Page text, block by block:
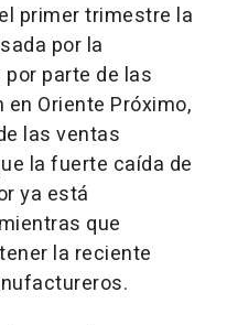
primer trimestre la
por la
parte de las
Oriente Próximo,
las ventas
la fuerte caída de
ya está
que
la reciente